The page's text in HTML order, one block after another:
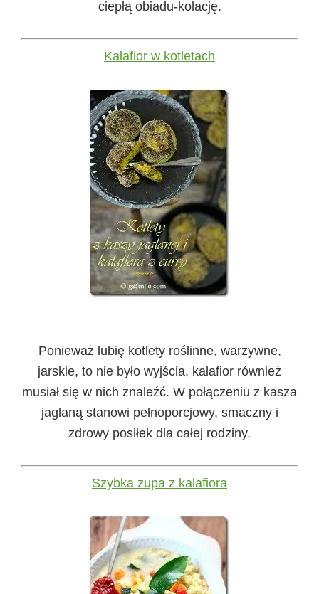
ciepłą obiadu-kolację.
Kalafior w kotletach
Ponieważ lubię kotlety roślinne, warzywne,
jarskie, to nie było wyjścia, kalafior również
musiał się w nich znaleźć. W połączeniu z kasza
jaglaną stanowi pełnoporcjowy, smaczny i
zdrowy posiłek dla całej rodziny.
Szybka zupa z kalafiora